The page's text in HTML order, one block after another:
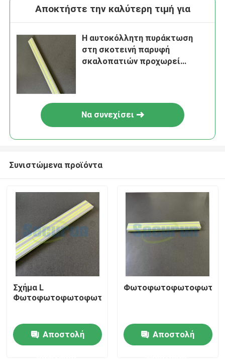
Αρχική Σελίδα
Προϊόντα
Αποκτήστε την καλύτερη τιμή για
Η αυτοκόλλητη πυράκτωση
στη σκοτεινή παρυφή
σκαλοπατιών προχωρεί
Να συνεχίσει
Συνιστώμενα προϊόντα
Σχήμα L
Αποστολή Αποστολή